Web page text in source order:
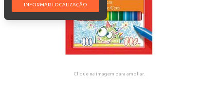
INFORMAR LOCALIZAÇÃO
Clique na imagem para ampliar.